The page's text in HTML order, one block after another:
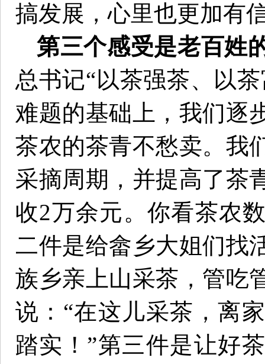
搞发展，心里也更加有
第三个感受是老百姓
总书记“以茶强茶、以
难题的基础上，我们逐
茶农的茶青不愁卖。我
采摘周期，并提高了茶
收2万余元。你看茶农
二件是给畲乡大姐们找
族乡亲上山采茶，管吃
说：“在这儿采茶，离
踏实！”第三件是让好